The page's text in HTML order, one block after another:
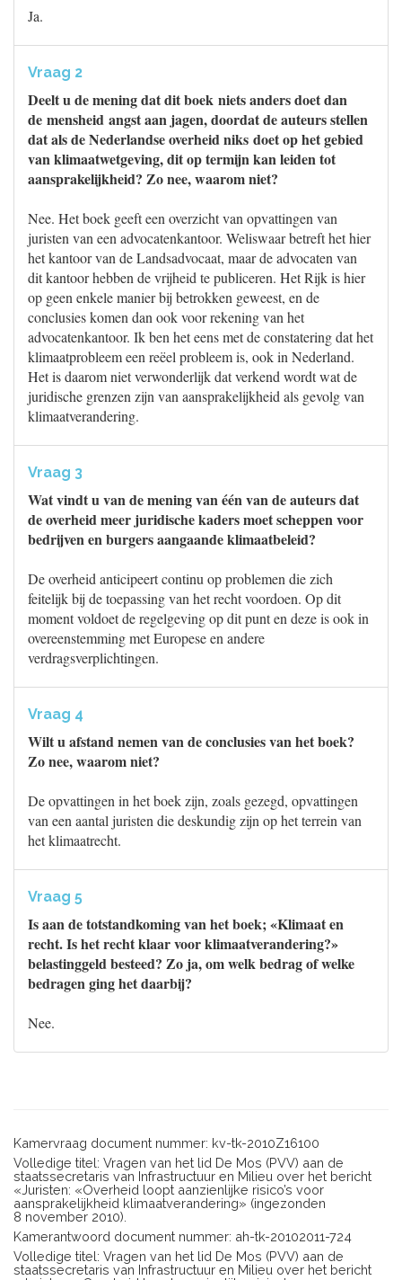
Ja.
Vraag 2
Deelt u de mening dat dit boek niets anders doet dan
de mensheid angst aan jagen, doordat de auteurs stellen
dat als de Nederlandse overheid niks doet op het gebied
van klimaatwetgeving, dit op termijn kan leiden tot
aansprakelijkheid? Zo nee, waarom niet?
Nee. Het boek geeft een overzicht van opvattingen van
juristen van een advocatenkantoor. Weliswaar betreft het hier
het kantoor van de Landsadvocaat, maar de advocaten van
dit kantoor hebben de vrijheid te publiceren. Het Rijk is hier
op geen enkele manier bij betrokken geweest, en de
conclusies komen dan ook voor rekening van het
advocatenkantoor. Ik ben het eens met de constatering dat het
klimaatprobleem een reëel probleem is, ook in Nederland.
Het is daarom niet verwonderlijk dat verkend wordt wat de
juridische grenzen zijn van aansprakelijkheid als gevolg van
klimaatverandering.
Vraag 3
Wat vindt u van de mening van één van de auteurs dat
de overheid meer juridische kaders moet scheppen voor
bedrijven en burgers aangaande klimaatbeleid?
De overheid anticipeert continu op problemen die zich
feitelijk bij de toepassing van het recht voordoen. Op dit
moment voldoet de regelgeving op dit punt en deze is ook in
overeenstemming met Europese en andere
verdragsverplichtingen.
Vraag 4
Wilt u afstand nemen van de conclusies van het boek?
Zo nee, waarom niet?
De opvattingen in het boek zijn, zoals gezegd, opvattingen
van een aantal juristen die deskundig zijn op het terrein van
het klimaatrecht.
Vraag 5
Is aan de totstandkoming van het boek; «Klimaat en
recht. Is het recht klaar voor klimaatverandering?»
belastinggeld besteed? Zo ja, om welk bedrag of welke
bedragen ging het daarbij?
Nee.
Kamervraag document nummer: kv-tk-2010Z16100
Volledige titel: Vragen van het lid De Mos (PVV) aan de
staatssecretaris van Infrastructuur en Milieu over het bericht
«Juristen: «Overheid loopt aanzienlijke risico’s voor
aansprakelijkheid klimaatverandering» (ingezonden
8 november 2010).
Kamerantwoord document nummer: ah-tk-20102011-724
Volledige titel: Vragen van het lid De Mos (PVV) aan de
staatssecretaris van Infrastructuur en Milieu over het bericht